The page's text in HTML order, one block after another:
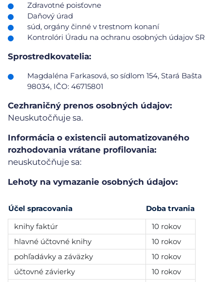
Zdravotné poisťovne
Daňový úrad
súd, orgány činné v trestnom konaní
Kontrolóri Úradu na ochranu osobných údajov SR
Sprostredkovatelia:
Magdaléna Farkasová, so sídlom 154, Stará Bašta
98034, IČO: 46715801
Cezhraničný prenos osobných údajov:
Neuskutočňuje sa.
Informácia o existencii automatizovaného
rozhodovania vrátane profilovania:
neuskutočňuje sa:
Lehoty na vymazanie osobných údajov:
Účel spracovania
Doba trvania
knihy faktúr
10 rokov
hlavné účtovné knihy
10 rokov
pohľadávky a záväzky
10 rokov
účtovné závierky
10 rokov